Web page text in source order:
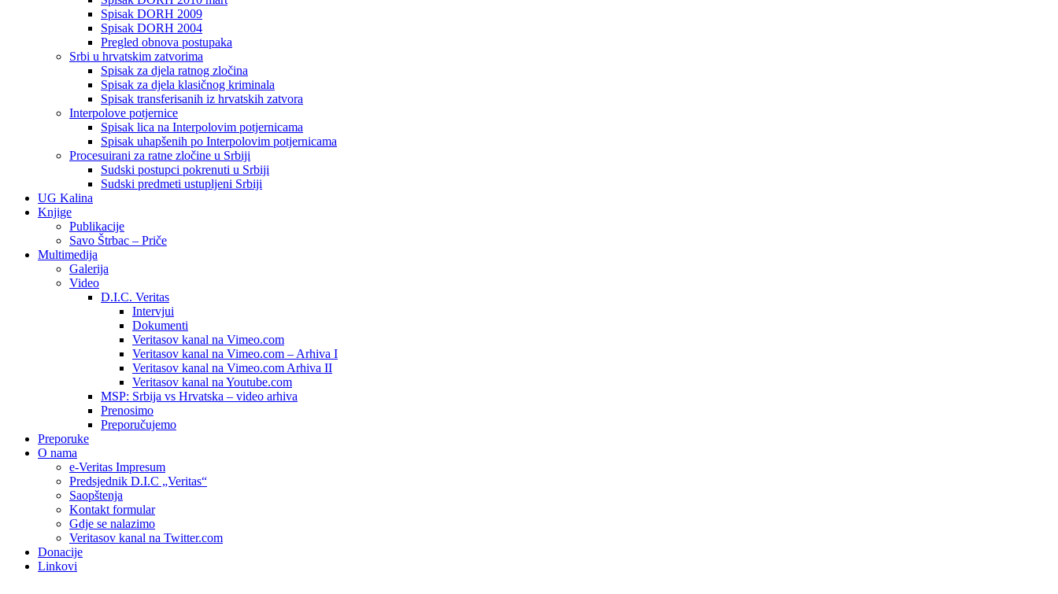
Spisak DORH 2009
Spisak DORH 2004
Pregled obnova postupaka
Srbi u hrvatskim zatvorima
Spisak za djela ratnog zločina
Spisak za djela klasičnog kriminala
Spisak transferisanih iz hrvatskih zatvora
Interpolove potjernice
Spisak lica na Interpolovim potjernicama
Spisak uhapšenih po Interpolovim potjernicama
Procesuirani za ratne zločine u Srbiji
Sudski postupci pokrenuti u Srbiji
Sudski predmeti ustupljeni Srbiji
UG Kalina
Knjige
Publikacije
Savo Štrbac – Priče
Multimedija
Galerija
Video
D.I.C. Veritas
Intervjui
Dokumenti
Veritasov kanal na Vimeo.com
Veritasov kanal na Vimeo.com – Arhiva I
Veritasov kanal na Vimeo.com Arhiva II
Veritasov kanal na Youtube.com
MSP: Srbija vs Hrvatska – video arhiva
Prenosimo
Preporučujemo
Preporuke
O nama
e-Veritas Impresum
Predsjednik D.I.C „Veritas“
Saopštenja
Kontakt formular
Gdje se nalazimo
Veritasov kanal na Twitter.com
Donacije
Linkovi